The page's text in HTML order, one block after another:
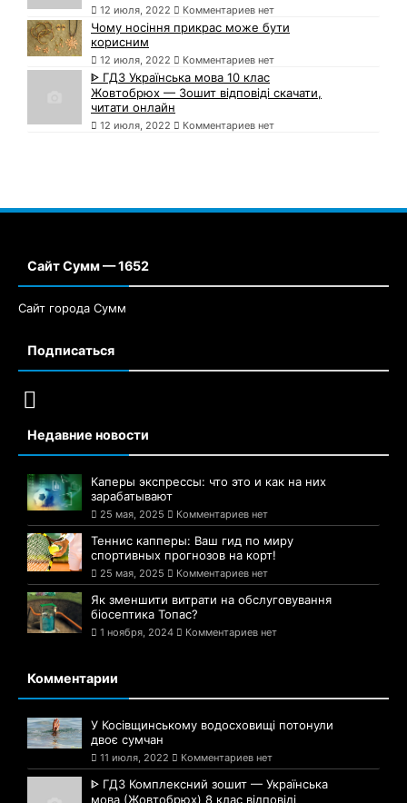
12 июля, 2022 Комментариев нет
Чому носіння прикрас може бути
корисним
12 июля, 2022 Комментариев нет
ᐈ ГДЗ Українська мова 10 клас
Жовтобрюх — Зошит відповіді скачати,
читати онлайн
12 июля, 2022 Комментариев нет
Сайт Сумм — 1652
Сайт города Сумм
Подписаться
Недавние новости
Каперы экспрессы: что это и как на них
зарабатывают
25 мая, 2025 Комментариев нет
Теннис капперы: Ваш гид по миру
спортивных прогнозов на корт!
25 мая, 2025 Комментариев нет
Як зменшити витрати на обслуговування
біосептика Топас?
1 ноября, 2024 Комментариев нет
Комментарии
У Косівщинському водосховищі потонули
двоє сумчан
11 июля, 2022 Комментариев нет
ᐈ ГДЗ Комплексний зошит — Українська
мова (Жовтобрюх) 8 клас відповіді